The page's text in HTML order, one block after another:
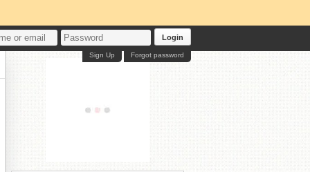
Login
Forgot password
Sign Up